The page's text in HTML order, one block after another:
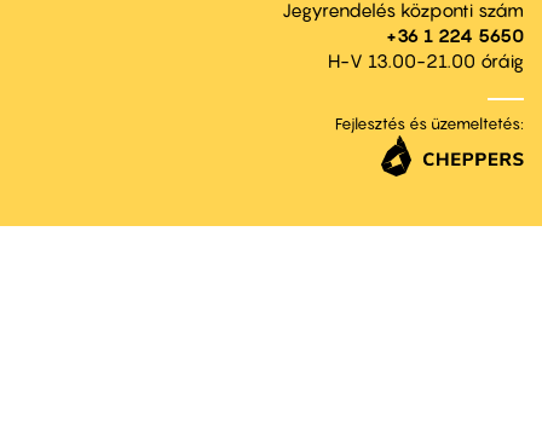
Jegyrendelés központi szám
+36 1 224 5650
H-V 13.00-21.00 óráig
Fejlesztés és üzemeltetés: